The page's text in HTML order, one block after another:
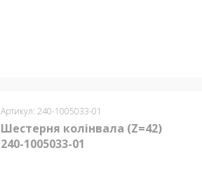
Артикул: 240-1005033-01
Шестерня колінвала (Z=42)
240-1005033-01